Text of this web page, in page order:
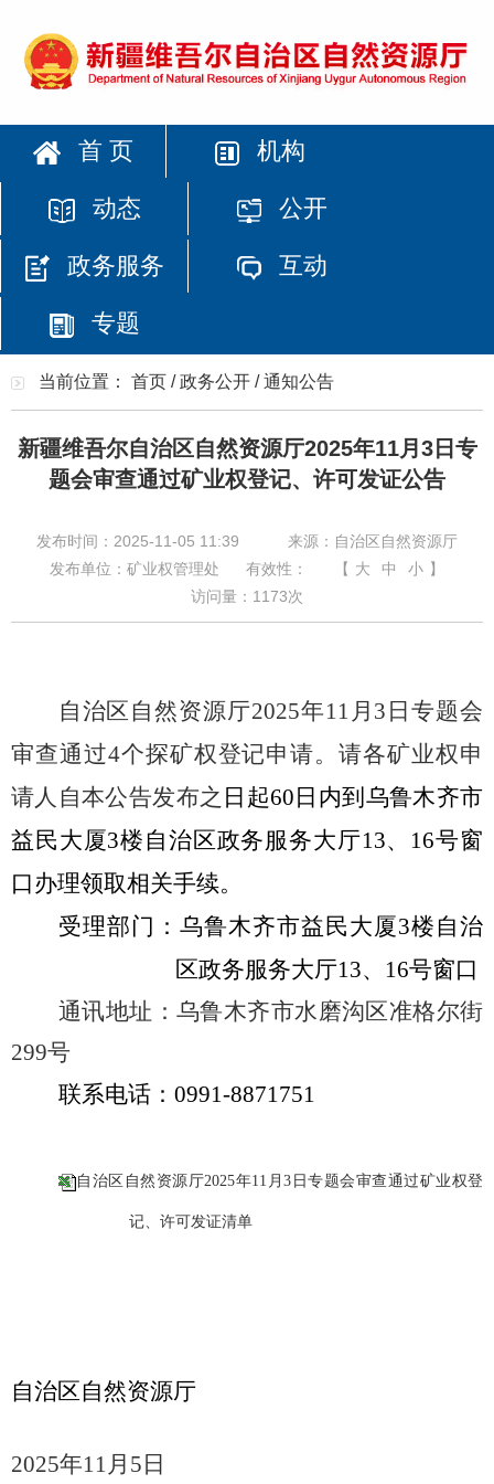
首 页 机构
动态 公开
政务服务 互动
专题
当前位置： 首页 /政务公开 /通知公告
新疆维吾尔自治区自然资源厅2025年11月3日专
题会审查通过矿业权登记、许可发证公告
发布时间：2025-11-05 11:39
来源：自治区自然资源厅
发布单位：矿业权管理处
有效性： 【 大 中 小 】
访问量： 1173次
自治区自然资源厅2025年11 月 3 日专题会
审查通过4个探矿权登记申请。请各矿业权申
请人自本公告发布之 日起60 日内到乌鲁木齐市
益民大厦3楼自治区政务服务大厅13、 16号窗
口办理领取相关手续。
受理部门：乌鲁木齐市益民大厦3楼自治
区政务服务大厅13、 16号窗口
通讯地址：乌鲁木齐市水磨沟区准格尔街
299号
联系电话： 0991-8871751
自治区自然资源厅2025年11月3日专题会审查通过矿业权登
记、许可发证清单
自治区自然资源厅
2025年11月 5 日